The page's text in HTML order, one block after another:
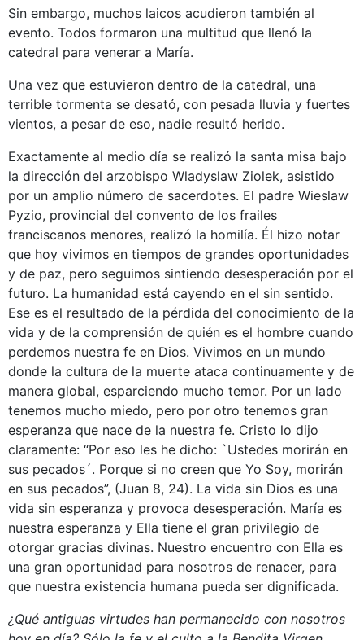
Sin embargo, muchos laicos acudieron también al
evento. Todos formaron una multitud que llenó la
catedral para venerar a María.
Una vez que estuvieron dentro de la catedral, una
terrible tormenta se desató, con pesada lluvia y fuertes
vientos, a pesar de eso, nadie resultó herido.
Exactamente al medio día se realizó la santa misa bajo
la dirección del arzobispo Wladyslaw Ziolek, asistido
por un amplio número de sacerdotes. El padre Wieslaw
Pyzio, provincial del convento de los frailes
franciscanos menores, realizó la homilía. Él hizo notar
que hoy vivimos en tiempos de grandes oportunidades
y de paz, pero seguimos sintiendo desesperación por el
futuro. La humanidad está cayendo en el sin sentido.
Ese es el resultado de la pérdida del conocimiento de la
vida y de la comprensión de quién es el hombre cuando
perdemos nuestra fe en Dios. Vivimos en un mundo
donde la cultura de la muerte ataca continuamente y de
manera global, esparciendo mucho temor. Por un lado
tenemos mucho miedo, pero por otro tenemos gran
esperanza que nace de la nuestra fe. Cristo lo dijo
claramente: “Por eso les he dicho: `Ustedes morirán en
sus pecados´. Porque si no creen que Yo Soy, morirán
en sus pecados”, (Juan 8, 24). La vida sin Dios es una
vida sin esperanza y provoca desesperación. María es
nuestra esperanza y Ella tiene el gran privilegio de
otorgar gracias divinas. Nuestro encuentro con Ella es
una gran oportunidad para nosotros de renacer, para
que nuestra existencia humana pueda ser dignificada.
¿Qué antiguas virtudes han permanecido con nosotros